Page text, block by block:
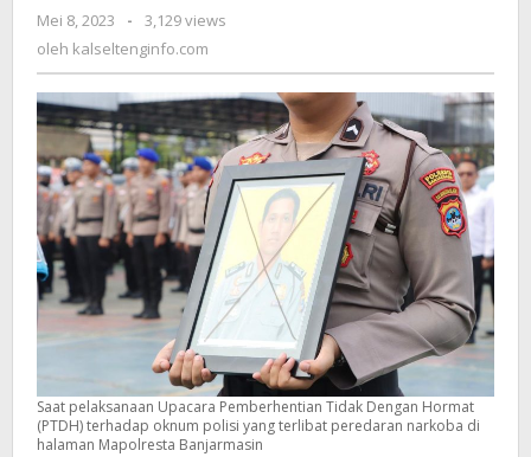
(PTDH)
Terhadap
Oknum
Polisi
Yang
Terlibat
Peredaran
Narkoba
Mei 8, 2023
oleh
kalseltenginfo.com
-
3,129 views
oleh kalseltenginfo.com
Saat pelaksanaan Upacara Pemberhentian Tidak Dengan Hormat
(PTDH) terhadap oknum polisi yang terlibat peredaran narkoba di
halaman Mapolresta Banjarmasin